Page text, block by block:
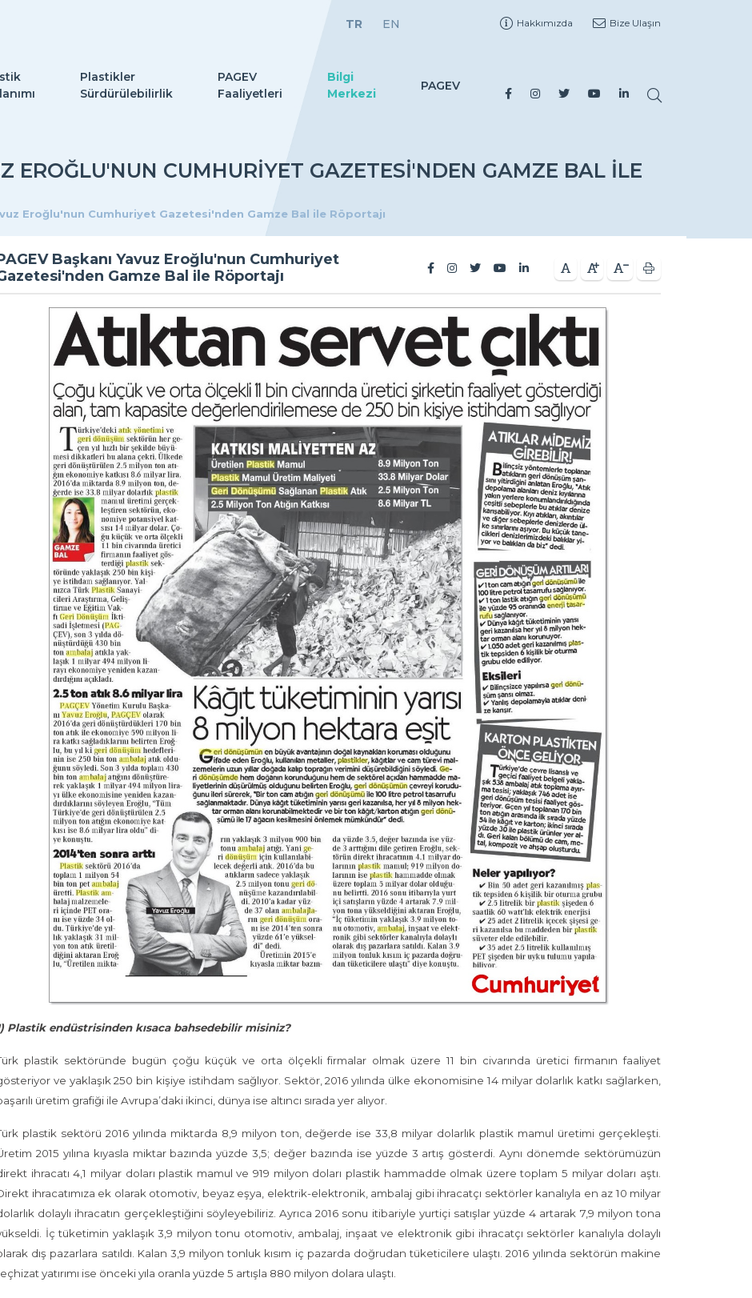
TR EN Hakkımızda Bize Ulaşın
Plastikler
Sürdürülebilirlik
PAGEV
Faaliyetleri
Bilgi
Merkezi
PAGEV
EROĞLU'NUN CUMHURIYET GAZETESI'NDEN GAMZE BAL ILE
Eroğlu'nun Cumhuriyet Gazetesi'nden Gamze Bal ile Röportajı
Başkanı Yavuz Eroğlu'nun Cumhuriyet
Gamze Bal ile Röportajı
Plastik endüstrisinden kısaca bahsedebilir misiniz?
plastik sektöründe bugün çoğu küçük ve orta ölçekli firmalar olmak üzere 11 bin civarında üretici firmanın faaliyet
ve yaklaşık 250 bin kişiye istihdam sağlıyor. Sektör, 2016 yılında ülke ekonomisine 14 milyar dolarlık katkı sağlarken,
üretim grafiği ile Avrupa’daki ikinci, dünya ise altıncı sırada yer alıyor.
plastik sektörü 2016 yılında miktarda 8,9 milyon ton, değerde ise 33,8 milyar dolarlık plastik mamul üretimi gerçekleşti.
2015 yılına kıyasla miktar bazında yüzde 3,5; değer bazında ise yüzde 3 artış gösterdi. Aynı dönemde sektörümüzün
ihracatı 4,1 milyar doları plastik mamul ve 919 milyon doları plastik hammadde olmak üzere toplam 5 milyar doları aştı.
ihracatımıza ek olarak otomotiv, beyaz eşya, elektrik-elektronik, ambalaj gibi ihracatçı sektörler kanalıyla en az 10 milyar
dolaylı ihracatın gerçekleştiğini söyleyebiliriz. Ayrıca 2016 sonu itibariyle yurtiçi satışlar yüzde 4 artarak 7,9 milyon tona
İç tüketimin yaklaşık 3,9 milyon tonu otomotiv, ambalaj, inşaat ve elektronik gibi ihracatçı sektörler kanalıyla dolaylı
dış pazarlara satıldı. Kalan 3,9 milyon tonluk kısım iç pazarda doğrudan tüketicilere ulaştı. 2016 yılında sektörün makine
yatırımı ise önceki yıla oranla yüzde 5 artışla 880 milyon dolara ulaştı.